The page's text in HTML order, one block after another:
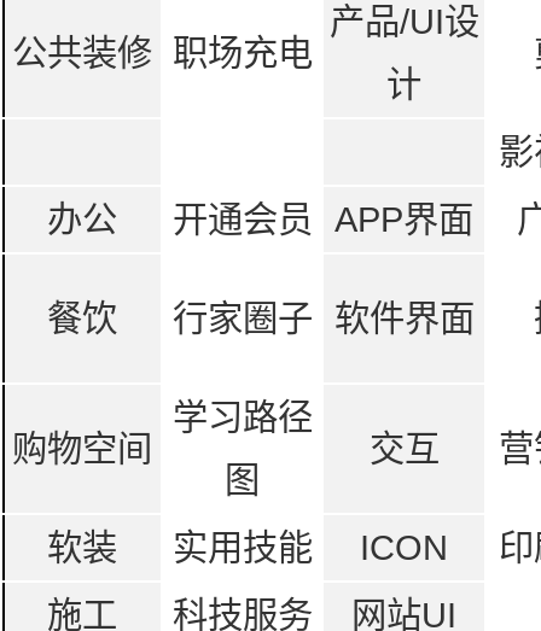
公共装修 职场充电
产品/UI设
计
办公
开通会员 APP界面
餐饮 行家圈子 软件界面
购物空间
学习路径
图
交互
软装 实用技能 ICON
施工
科技服务 网站UI